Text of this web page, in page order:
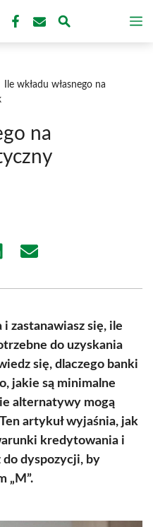
Ile wkładu własnego na
na
Share
i zastanawiasz się, ile
do uzyskania
się, dlaczego banki
jakie są minimalne
alternatywy mogą
artykuł wyjaśnia, jak
kredytowania i
do dyspozycji, by
„M”.